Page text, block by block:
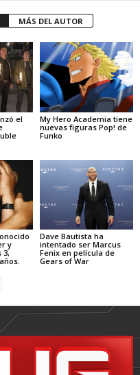
MÁS DEL AUTOR
el
My Hero Academia tiene
nuevas figuras Pop! de
Funko
y
3,
Dave Bautista ha
intentado ser Marcus
Fenix en película de
Gears of War